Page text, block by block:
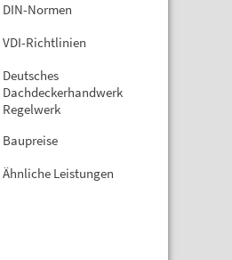
DIN-Normen
VDI-Richtlinien
Deutsches
Dachdeckerhandwerk
Regelwerk
Baupreise
Ähnliche Leistungen